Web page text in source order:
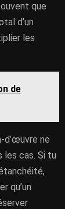
que
d’un
les
de
d’œuvre ne
les cas. Si tu
qu’un